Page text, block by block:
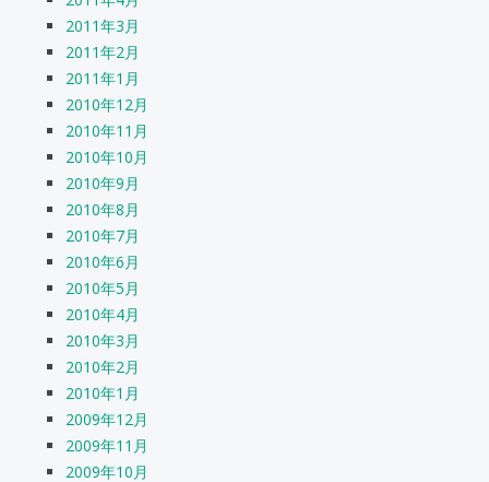
2011年3月
2011年2月
2011年1月
2010年12月
2010年11月
2010年10月
2010年9月
2010年8月
2010年7月
2010年6月
2010年5月
2010年4月
2010年3月
2010年2月
2010年1月
2009年12月
2009年11月
2009年10月